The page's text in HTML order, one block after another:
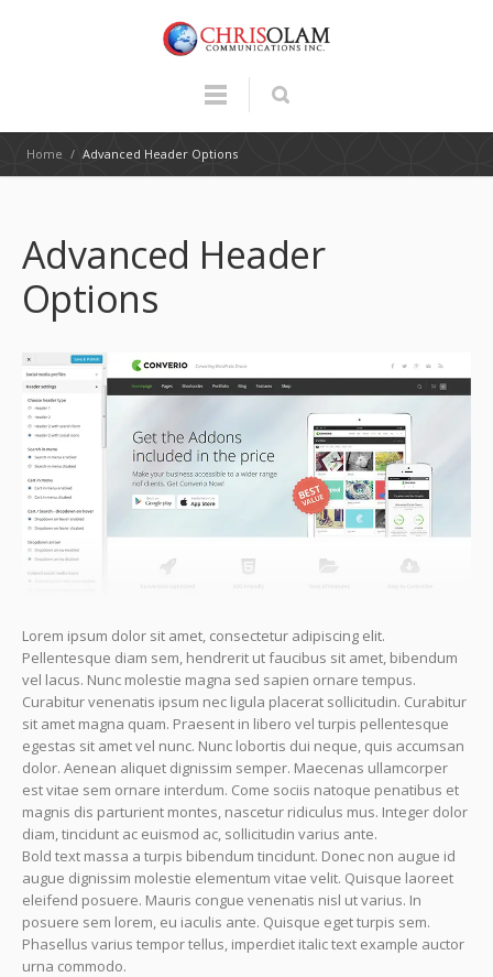
Home / Advanced Header Options
Advanced Header
Options
Lorem ipsum dolor sit amet, consectetur adipiscing elit.
Pellentesque diam sem, hendrerit ut faucibus sit amet, bibendum
vel lacus. Nunc molestie magna sed sapien ornare tempus.
Curabitur venenatis ipsum nec ligula placerat sollicitudin. Curabitur
sit amet magna quam. Praesent in libero vel turpis pellentesque
egestas sit amet vel nunc. Nunc lobortis dui neque, quis accumsan
dolor. Aenean aliquet dignissim semper. Maecenas ullamcorper
est vitae sem ornare interdum. Come sociis natoque penatibus et
magnis dis parturient montes, nascetur ridiculus mus. Integer dolor
diam, tincidunt ac euismod ac, sollicitudin varius ante.
Bold text massa a turpis bibendum tincidunt. Donec non augue id
augue dignissim molestie elementum vitae velit. Quisque laoreet
eleifend posuere. Mauris congue venenatis nisl ut varius. In
posuere sem lorem, eu iaculis ante. Quisque eget turpis sem.
Phasellus varius tempor tellus, imperdiet italic text example auctor
urna commodo.